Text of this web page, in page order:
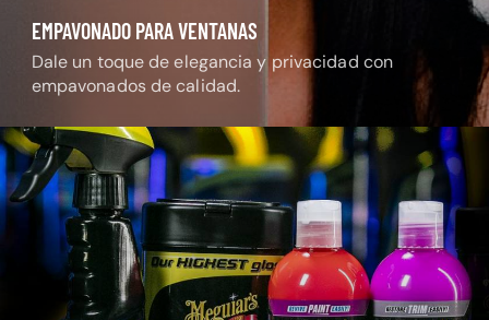
EMPAVONADO PARA VENTANAS
Dale un toque de elegancia y privacidad con
empavonados de calidad.